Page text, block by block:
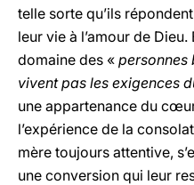
telle sorte qu’ils
leur vie à l’amour de
domaine des « personnes
vivent pas les exigences
une appartenance du
l’expérience de la
mère toujours attentive,
une conversion qui leur